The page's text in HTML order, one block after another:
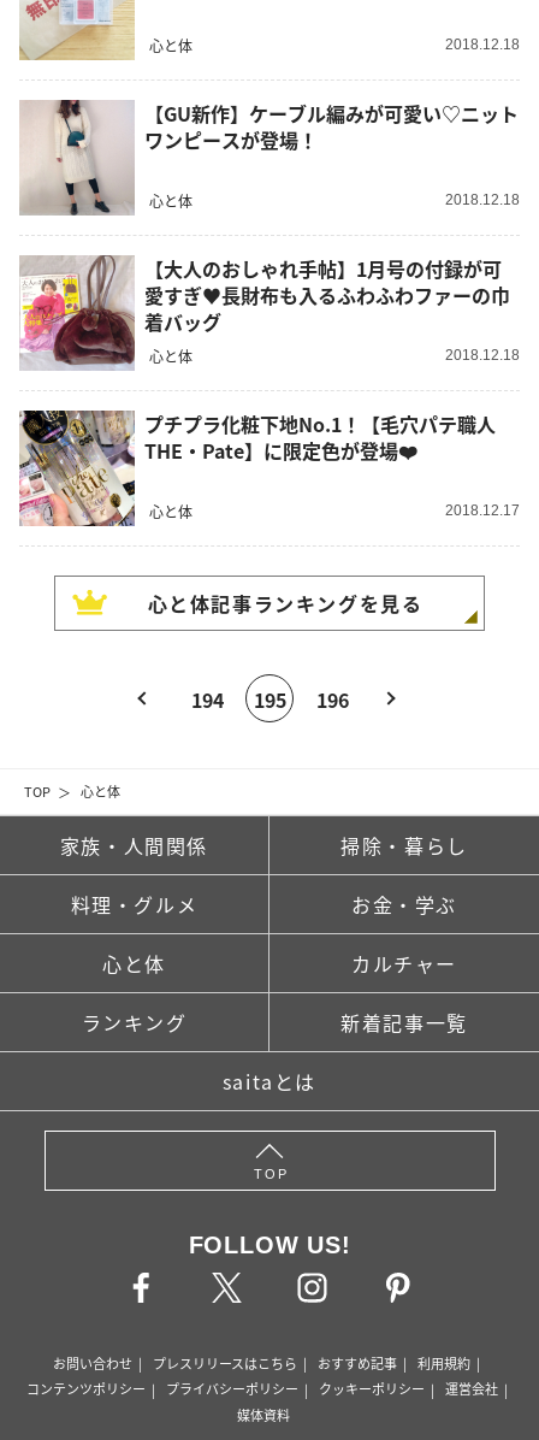
TOP 心と体
心と体 2018.12.18
【GU新作】ケーブル編みが可愛い♡ニット
ワンピースが登場！
心と体 2018.12.18
【大人のおしゃれ手帖】1月号の付録が可
愛すぎ♥長財布も入るふわふわファーの巾
着バッグ
心と体 2018.12.18
プチプラ化粧下地No.1！【毛穴パテ職人
THE・Pate】に限定色が登場❤️
心と体 2018.12.17
心と体記事ランキングを見る
194 195 196
家族・人間関係 掃除・暮らし
料理・グルメ お金・学ぶ
心と体 カルチャー
ランキング 新着記事一覧
saitaとは
TOP
FOLLOW US!
お問い合わせ プレスリリースはこちら おすすめ記事
利用規約
コンテンツポリシー
プライバシーポリシー クッキーポリシー
運営会社
媒体資料